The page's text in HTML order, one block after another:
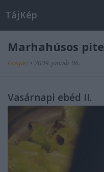
TájKép
Marhahúsos pite
Gasper • 2009. január 06.
Vasárnapi ebéd II.